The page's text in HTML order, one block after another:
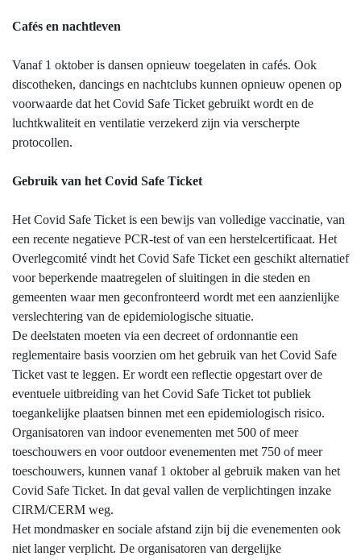
Cafés en nachtleven
Vanaf 1 oktober is dansen opnieuw toegelaten in cafés. Ook
discotheken, dancings en nachtclubs kunnen opnieuw openen op
voorwaarde dat het Covid Safe Ticket gebruikt wordt en de
luchtkwaliteit en ventilatie verzekerd zijn via verscherpte
protocollen.
Gebruik van het Covid Safe Ticket
Het Covid Safe Ticket is een bewijs van volledige vaccinatie, van
een recente negatieve PCR-test of van een herstelcertificaat. Het
Overlegcomité vindt het Covid Safe Ticket een geschikt alternatief
voor beperkende maatregelen of sluitingen in die steden en
gemeenten waar men geconfronteerd wordt met een aanzienlijke
verslechtering van de epidemiologische situatie.
De deelstaten moeten via een decreet of ordonnantie een
reglementaire basis voorzien om het gebruik van het Covid Safe
Ticket vast te leggen. Er wordt een reflectie opgestart over de
eventuele uitbreiding van het Covid Safe Ticket tot publiek
toegankelijke plaatsen binnen met een epidemiologisch risico.
Organisatoren van indoor evenementen met 500 of meer
toeschouwers en voor outdoor evenementen met 750 of meer
toeschouwers, kunnen vanaf 1 oktober al gebruik maken van het
Covid Safe Ticket. In dat geval vallen de verplichtingen inzake
CIRM/CERM weg.
Het mondmasker en sociale afstand zijn bij die evenementen ook
niet langer verplicht. De organisatoren van dergelijke